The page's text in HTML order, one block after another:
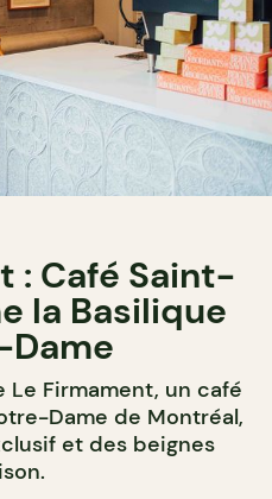
: Café Saint-
la Basilique
Le Firmament, un café
Dame de Montréal,
et des beignes